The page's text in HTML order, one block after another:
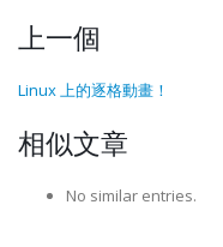
上一個
Linux 上的逐格動畫！
相似文章
No similar entries.